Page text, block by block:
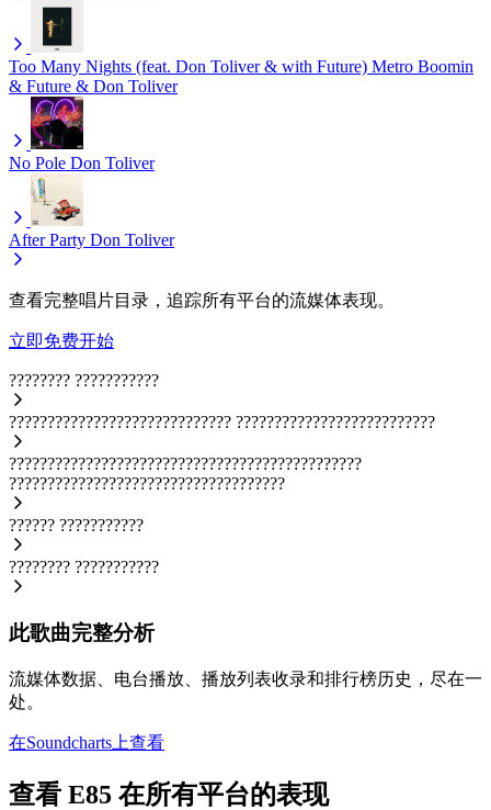
Too Many Nights (feat. Don Toliver & with Future) Metro Boomin
& Future & Don Toliver
No Pole Don Toliver
After Party Don Toliver
查看完整唱片目录，追踪所有平台的流媒体表现。
立即免费开始
???????? ???????????
????????????????????????????? ??????????????????????????
??????????????????????????????????????????????
????????????????????????????????????
?????? ???????????
???????? ???????????
此歌曲完整分析
流媒体数据、电台播放、播放列表收录和排行榜历史，尽在一
处。
在Soundcharts上查看
查看 E85 在所有平台的表现